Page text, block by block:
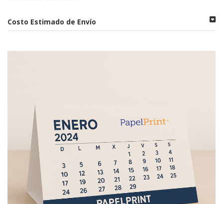
Costo Estimado de Envío